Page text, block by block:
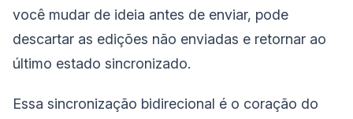
você mudar de ideia antes de enviar, pode
descartar as edições não enviadas e retornar ao
último estado sincronizado.
Essa sincronização bidirecional é o coração do